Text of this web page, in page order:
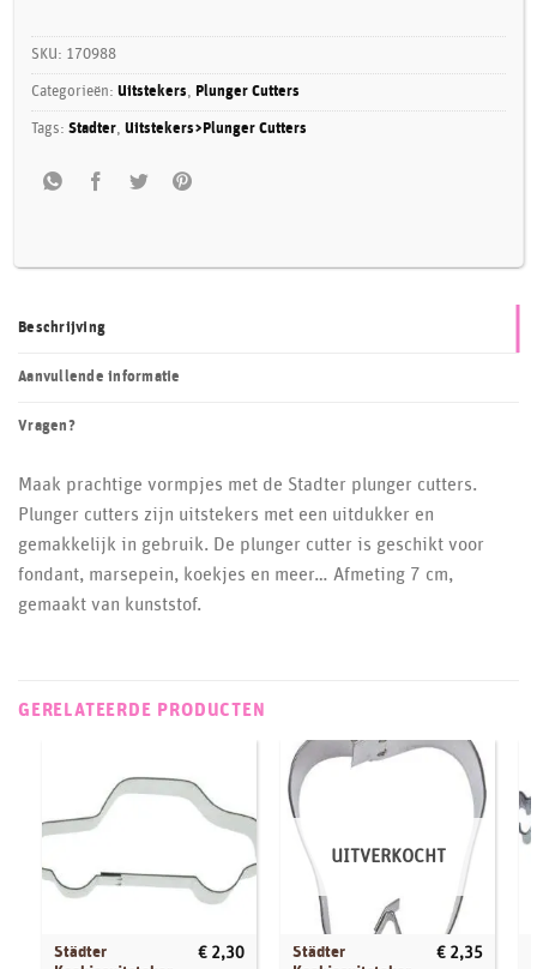
SKU: 170988
Categorieën:Uitstekers, Plunger Cutters
Tags:Stadter,Uitstekers>Plunger Cutters
Beschrijving
Aanvullende informatie
Vragen?
Maak prachtige vormpjes met de Stadter plunger cutters.
Plunger cutters zijn uitstekers met een uitdukker en
gemakkelijk in gebruik. De plunger cutter is geschikt voor
fondant, marsepein, koekjes en meer… Afmeting 7 cm,
gemaakt van kunststof.
GERELATEERDE PRODUCTEN
Städter
€ 2,30
UITVERKOCHT
Städter
€ 2,35